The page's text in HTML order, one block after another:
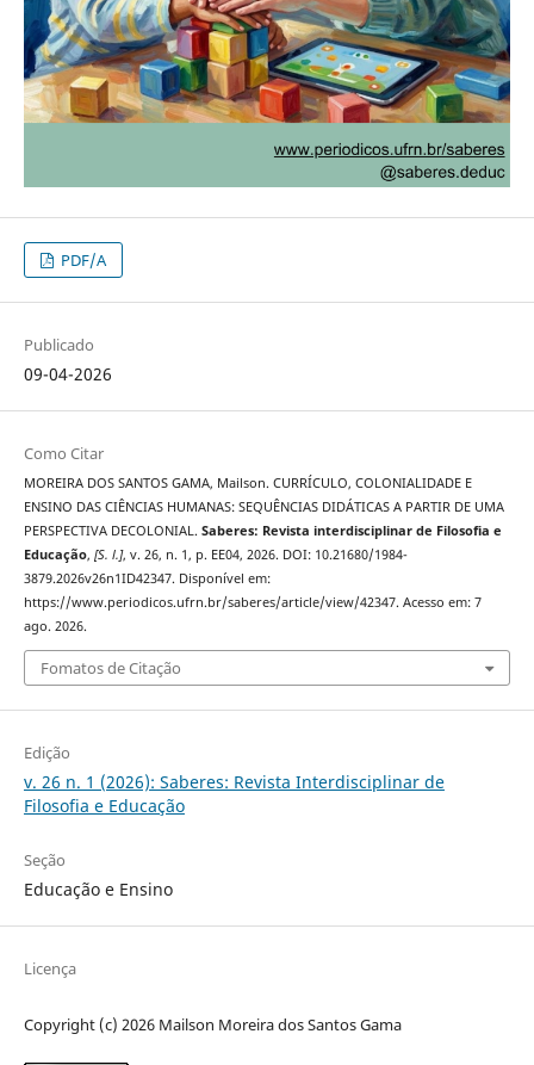
PDF/A
Publicado
09-04-2026
Como Citar
MOREIRA DOS SANTOS GAMA, Mailson. CURRÍCULO, COLONIALIDADE E
ENSINO DAS CIÊNCIAS HUMANAS: SEQUÊNCIAS DIDÁTICAS A PARTIR DE UMA
PERSPECTIVA DECOLONIAL. Saberes: Revista interdisciplinar de Filosofia e
Educação, [S. l.], v. 26, n. 1, p. EE04, 2026. DOI: 10.21680/1984-
3879.2026v26n1ID42347. Disponível em:
https://www.periodicos.ufrn.br/saberes/article/view/42347. Acesso em: 7
ago. 2026.
Fomatos de Citação
Edição
v. 26 n. 1 (2026): Saberes: Revista Interdisciplinar de
Filosofia e Educação
Seção
Educação e Ensino
Licença
Copyright (c) 2026 Mailson Moreira dos Santos Gama